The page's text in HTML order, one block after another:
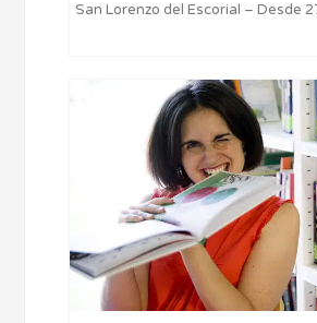
San Lorenzo del Escorial – Desde